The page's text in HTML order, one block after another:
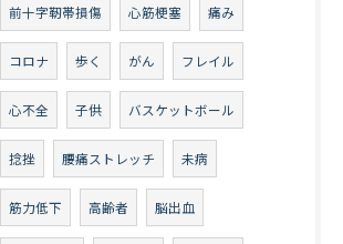
前十字靭帯損傷 心筋梗塞 痛み
コロナ 歩く がん フレイル
心不全 子供 バスケットボール
捻挫 腰痛ストレッチ 未病
筋力低下 高齢者 脳出血